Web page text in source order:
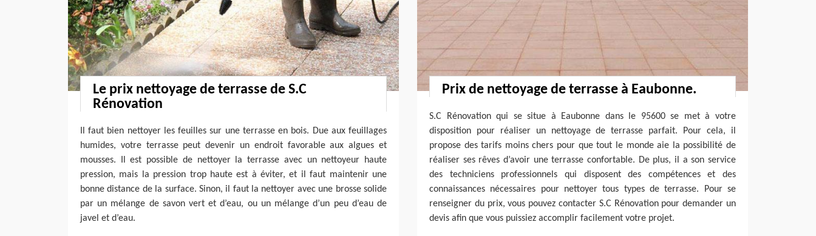
Le prix nettoyage de terrasse de S.C
Rénovation
Il faut bien nettoyer les feuilles sur une terrasse en bois. Due aux feuillages
humides, votre terrasse peut devenir un endroit favorable aux algues et
mousses. Il est possible de nettoyer la terrasse avec un nettoyeur haute
pression, mais la pression trop haute est à éviter, et il faut maintenir une
bonne distance de la surface. Sinon, il faut la nettoyer avec une brosse solide
par un mélange de savon vert et d’eau, ou un mélange d’un peu d’eau de
javel et d’eau.
Prix de nettoyage de terrasse à Eaubonne.
S.C Rénovation qui se situe à Eaubonne dans le 95600 se met à votre
disposition pour réaliser un nettoyage de terrasse parfait. Pour cela, il
propose des tarifs moins chers pour que tout le monde aie la possibilité de
réaliser ses rêves d’avoir une terrasse confortable. De plus, il a son service
des techniciens professionnels qui disposent des compétences et des
connaissances nécessaires pour nettoyer tous types de terrasse. Pour se
renseigner du prix, vous pouvez contacter S.C Rénovation pour demander un
devis afin que vous puissiez accomplir facilement votre projet.